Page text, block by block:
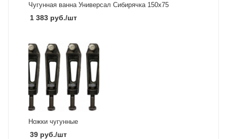
Чугунная ванна Универсал Сибирячка 150x75
1 383руб./шт
Ножки чугунные
39руб./шт